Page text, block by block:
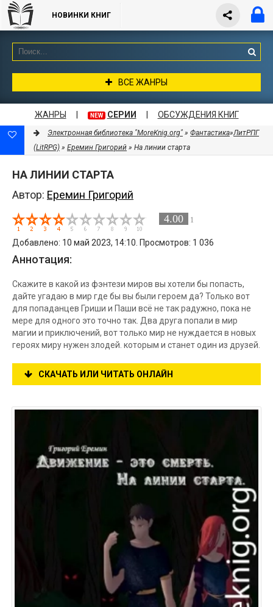
НОВИНКИ КНИГ
ВСЕ ЖАНРЫ
ЖАНРЫ NEW СЕРИИ ОБСУЖДЕНИЯ КНИГ
Электронная библиотека "MoreKnig.org" » Фантастика»ЛитРПГ
(LitRPG) » Еремин Григорий » На линии старта
НА ЛИНИИ СТАРТА
Автор: Еремин Григорий
4.00 1
Добавлено: 10 май 2023, 14:10. Просмотров: 1 036
Аннотация:
Скажите в какой из фэнтези миров вы хотели бы попасть,
дайте угадаю в мир где бы вы были героем да? Только вот
для попаданцев Гриши и Паши всё не так радужно, пока не
мере для одного это точно так. Два друга попали в мир
магии и приключений, вот только мир не нуждается в новых
героях миру нужен злодей. которым и станет один из друзей.
СКАЧАТЬ ИЛИ ЧИТАТЬ ОНЛАЙН